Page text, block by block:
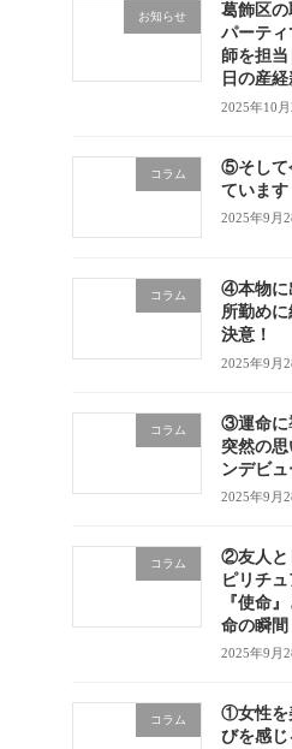
お知らせ
葛飾区
パーテ
師を担
日の産経
2025年10月
コラム
⑤そして
ています
2025年9月
コラム
④本物に
所勤め
決意！
2025年9月
コラム
③運命に
突然の
ンデビュ
2025年9月
コラム
②友人と
ピリチ
『使命
命の瞬間
2025年9月
コラム
①女性を
びを感